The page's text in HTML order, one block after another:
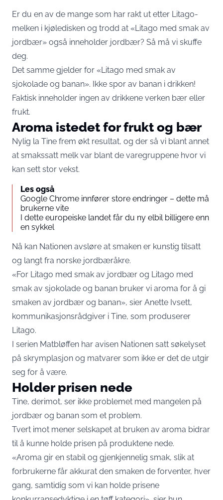
Er du en av de mange som har rakt ut etter Litago-
melken i kjøledisken og trodd at «Litago med smak av
jordbær» også inneholder jordbær? Så må vi skuffe
deg.
Det samme gjelder for «Litago med smak av
sjokolade og banan». Ikke spor av banan i drikken!
Faktisk inneholder ingen av drikkene verken bær eller
frukt.
Aroma istedet for frukt og bær
Nylig la Tine frem økt resultat, og der så vi blant annet
at smakssatt melk var blant de varegruppene hvor vi
kan sett stor vekst.
Les også
Google Chrome innfører store endringer – dette må
brukerne vite
I dette europeiske landet får du ny elbil billigere enn
en sykkel
Nå kan Nationen avsløre at smaken er kunstig tilsatt
og langt fra norske jordbæråkre.
«For Litago med smak av jordbær og Litago med
smak av sjokolade og banan bruker vi aroma for å gi
smaken av jordbær og banan», sier Anette Ivsett,
kommunikasjonsrådgiver i Tine, som produserer
Litago.
I serien Matbløffen har avisen Nationen satt søkelyset
på skrymplasjon og matvarer som ikke er det de utgir
seg for å være.
Holder prisen nede
Tine, derimot, ser ikke problemet med mangelen på
jordbær og banan som et problem.
Tvert imot mener selskapet at bruken av aroma bidrar
til å kunne holde prisen på produktene nede.
«Aroma gir en stabil og gjenkjennelig smak, slik at
forbrukerne får akkurat den smaken de forventer, hver
gang, samtidig som vi kan holde prisene